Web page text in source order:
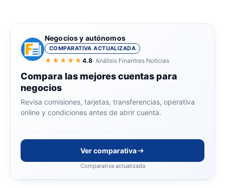
Negocios y autónomos
COMPARATIVA ACTUALIZADA
★★★★★ 4.8· Análisis Finantres Noticias
Compara las mejores cuentas para
negocios
Revisa comisiones, tarjetas, transferencias, operativa
online y condiciones antes de abrir cuenta.
Ver comparativa
Comparativa actualizada